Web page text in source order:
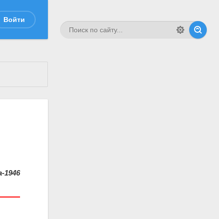
Войти